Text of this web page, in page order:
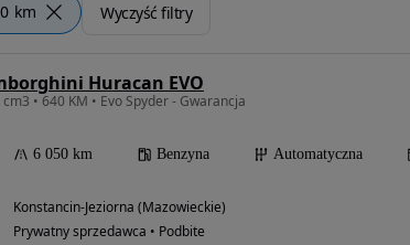
km Wyczyść filtry
Huracan EVO
• 640 KM • Evo Spyder - Gwarancja
6 050 km Benzyna Automatyczna
Konstancin-Jeziorna (Mazowieckie)
Prywatny sprzedawca • Podbite